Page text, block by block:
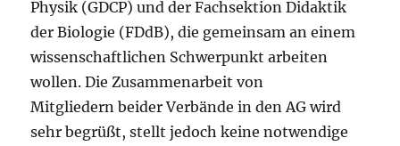
Physik (GDCP) und der Fachsektion Didaktik
der Biologie (FDdB), die gemeinsam an einem
wissenschaftlichen Schwerpunkt arbeiten
wollen. Die Zusammenarbeit von
Mitgliedern beider Verbände in den AG wird
sehr begrüßt, stellt jedoch keine notwendige